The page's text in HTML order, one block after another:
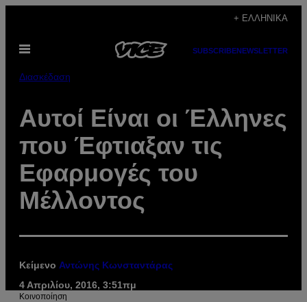
περιεχόμενο
+ ΕΛΛΗΝΙΚΆ
Ανοίξτε
SUBSCRIBENEWSLETTER
Διασκέδαση
Αυτοί Είναι οι Έλληνες
που Έφτιαξαν τις
Εφαρμογές του
Μέλλοντος
Κείμενο Αντώνης Κωνσταντάρας
4 Απριλίου, 2016, 3:51πμ
Kοινοποίηση